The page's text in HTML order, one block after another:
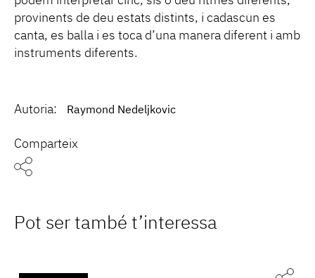
provinents de deu estats distints, i cadascun es
canta, es balla i es toca d’una manera diferent i amb
instruments diferents.
Autoria: Raymond Nedeljkovic
Comparteix
Pot ser també t’interessa